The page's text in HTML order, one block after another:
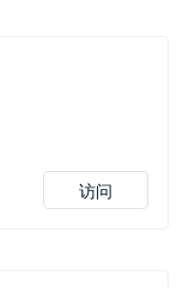
访问